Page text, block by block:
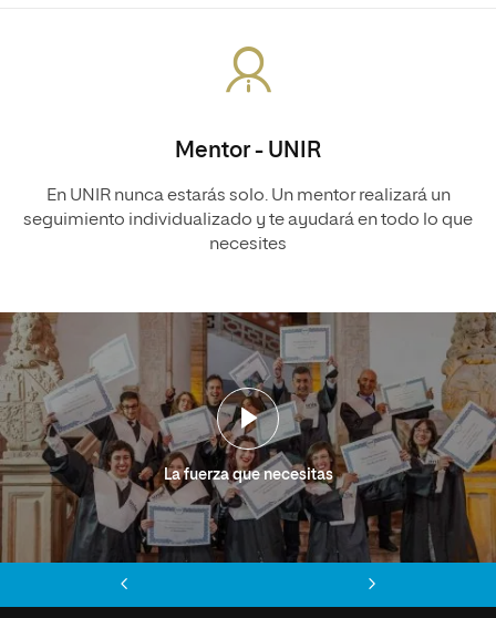
Mentor - UNIR
En UNIR nunca estarás solo. Un mentor realizará un
seguimiento individualizado y te ayudará en todo lo que
necesites
La fuerza que necesitas